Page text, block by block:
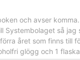
och avser
Systembolaget så
året som finns till
glögg och 1